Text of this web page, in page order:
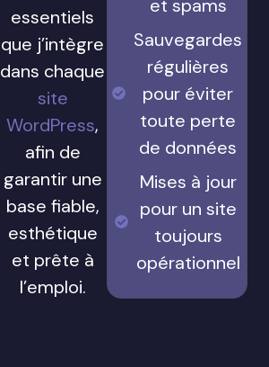
essentiels
que j’intègre
dans chaque
site
WordPress,
afin de
garantir une
base fiable,
esthétique
et prête à
l’emploi.
et spams
Sauvegardes
régulières
pour éviter
toute perte
de données
Mises à jour
pour un site
toujours
opérationnel